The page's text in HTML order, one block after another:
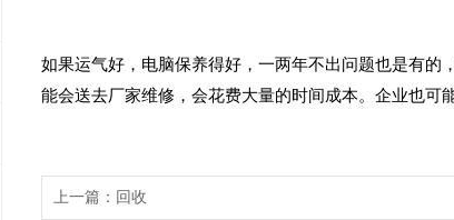
如果运气好，电脑保养得好，一两年不出问题也是有
能会送去厂家维修，会花费大量的时间成本。企业也可
上一篇 ： 回收